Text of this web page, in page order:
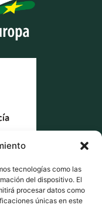
tecnologías como las
del dispositivo. El
procesar datos como
únicas en este